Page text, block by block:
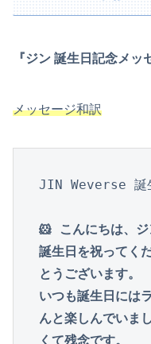
『ジン 誕生日記念メッ
メッセージ和訳
JIN Weverse 誕
🐹 こんにちは、ジ
誕生日を祝ってく
とうございます。
いつも誕生日には
んと楽しんでいま
くて残念です。